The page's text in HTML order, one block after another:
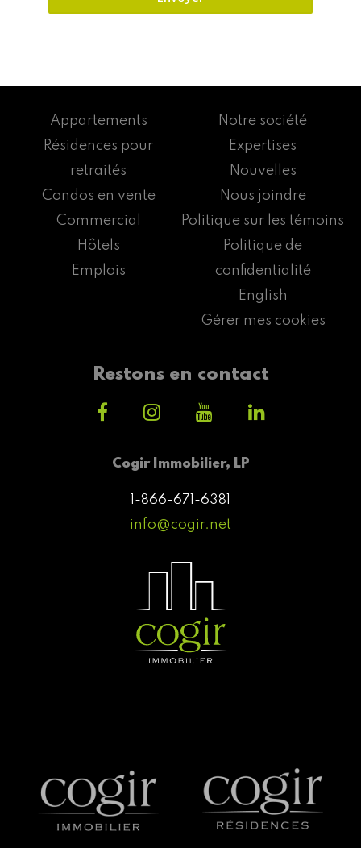
Cogir Immobilier, LP
1-866-671-6381
info@cogir.net
Appartements
Résidences pour
retraités
Condos en vente
Commercial
Hôtels
Emplois
Notre société
Expertises
Nouvelles
Nous joindre
Politique sur les témoins
Politique de
confidentialité
English
Gérer mes cookies
Restons en contact